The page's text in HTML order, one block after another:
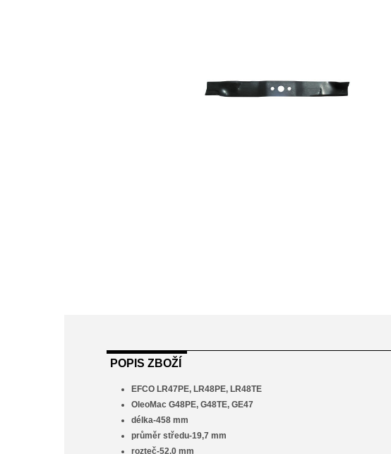
POPIS ZBOŽÍ
EFCO LR47PE, LR48PE, LR48TE
OleoMac G48PE, G48TE, GE47
délka-458 mm
průměr středu-19,7 mm
rozteč-52,0 mm